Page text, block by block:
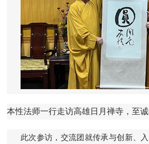
本性法师一行走访高雄日月禅寺，至诚
此次参访，交流团就传承与创新、